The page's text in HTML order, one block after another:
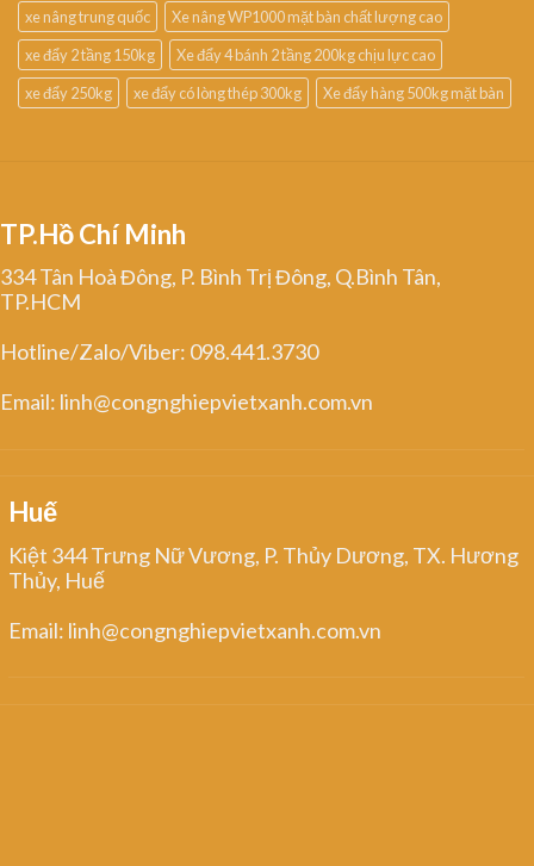
xe nâng trung quốc
Xe nâng WP1000 mặt bàn chất lượng cao
xe đẩy 2 tầng 150kg
Xe đẩy 4 bánh 2 tầng 200kg chịu lực cao
xe đẩy 250kg
xe đẩy có lòng thép 300kg Xe đẩy hàng 500kg mặt bàn
TP.Hồ Chí Minh
334 Tân Hoà Đông, P. Bình Trị Đông, Q.Bình Tân,
TP.HCM
Hotline/Zalo/Viber: 098.441.3730
Email: linh@congnghiepvietxanh.com.vn
Huế
Kiệt 344 Trưng Nữ Vương, P. Thủy Dương, TX. Hương
Thủy, Huế
Email: linh@congnghiepvietxanh.com.vn